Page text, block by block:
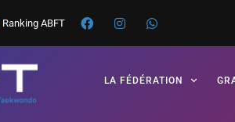
Ranking ABFT
LA FÉDÉRATION